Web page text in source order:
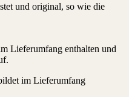
und original, so wie die
Lieferumfang enthalten und
im Lieferumfang